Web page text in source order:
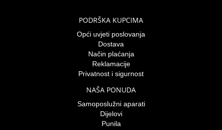
PODRŠKA KUPCIMA
Opći uvjeti poslovanja
Dostava
Način plaćanja
Reklamacije
Privatnost i sigurnost
NAŠA PONUDA
Samoposlužni aparati
Dijelovi
Punila